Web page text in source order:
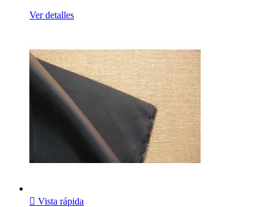
Ver detalles
 Vista rápida